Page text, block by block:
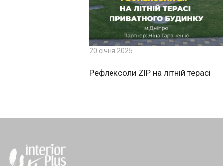
20 січня 2025
Рефлексоли ZIP на літній терасі